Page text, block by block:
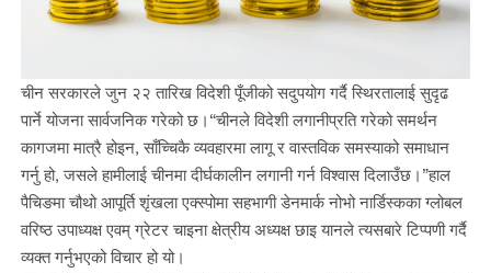
चीन सरकारले जुन २२ तारिख विदेशी पूँजीको सदुपयोग गर्दै स्थिरतालाई सुदृढ
पार्ने योजना सार्वजनिक गरेको छ।“चीनले विदेशी लगानीप्रति गरेको समर्थन
कागजमा मात्रै होइन, साँच्चिकै व्यवहारमा लागू र वास्तविक समस्याको समाधान
गर्नु हो, जसले हामीलाई चीनमा दीर्घकालीन लगानी गर्न विश्वास दिलाउँछ।”हाल
पैचिङमा चौथो आपूर्ति शृंखला एक्स्पोमा सहभागी डेनमार्क नोभो नार्डिस्कका ग्लोबल
वरिष्ठ उपाध्यक्ष एवम् ग्रेटर चाइना क्षेत्रीय अध्यक्ष छाइ यानले त्यसबारे टिप्पणी गर्दै
व्यक्त गर्नुभएको विचार हो यो।